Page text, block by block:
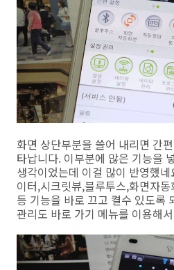
화면 상단부분을 쓸어 내리면 간
타납니다. 이부분에 많은 기능을
생각이었는데 이걸 많이 반영했
이터,시크릿뷰,블루투스,화면자
등 기능을 바로 끄고 켤수 있도록
관리도 바로 가기 메뉴를 이용해